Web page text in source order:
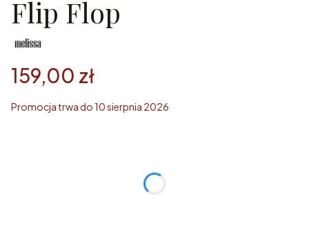
Flip Flop
159,00 zł
Promocja trwa do 10 sierpnia 2026